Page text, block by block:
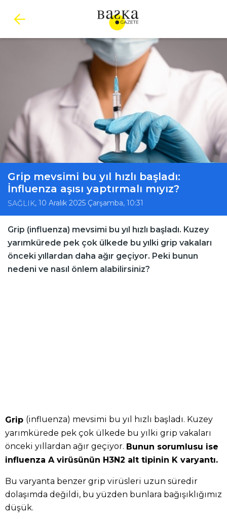
Grip mevsimi bu yıl hızlı başladı:
İnfluenza aşısı yaptırmalı mıyız?
SAĞLIK, 10 Aralık 2025 Çarşamba, 10:31
Grip (influenza) mevsimi bu yıl hızlı başladı. Kuzey
yarımkürede pek çok ülkede bu yılki grip vakaları
önceki yıllardan daha ağır geçiyor. Peki bunun
nedeni ve nasıl önlem alabilirsiniz?
Grip (influenza) mevsimi bu yıl hızlı başladı. Kuzey
yarımkürede pek çok ülkede bu yılki grip vakaları
önceki yıllardan ağır geçiyor. Bunun sorumlusu ise
influenza A virüsünün H3N2 alt tipinin K varyantı.
Bu varyanta benzer grip virüsleri uzun süredir
dolaşımda değildi, bu yüzden bunlara bağışıklığımız
düşük.